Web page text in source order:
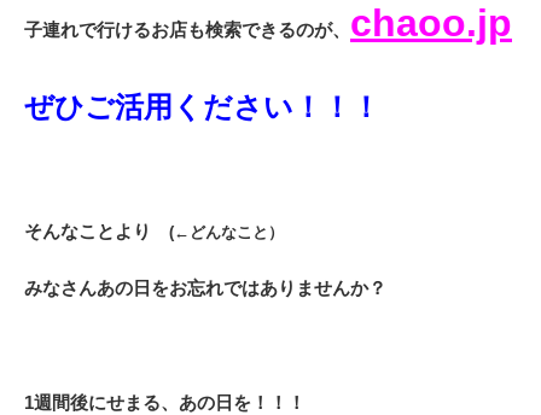
子連れで行けるお店も検索できるのが、 chaoo.jp
ぜひご活用ください！！！
そんなことより (←どんなこと）
みなさんあの日をお忘れではありませんか？
1週間後にせまる、あの日を！！！